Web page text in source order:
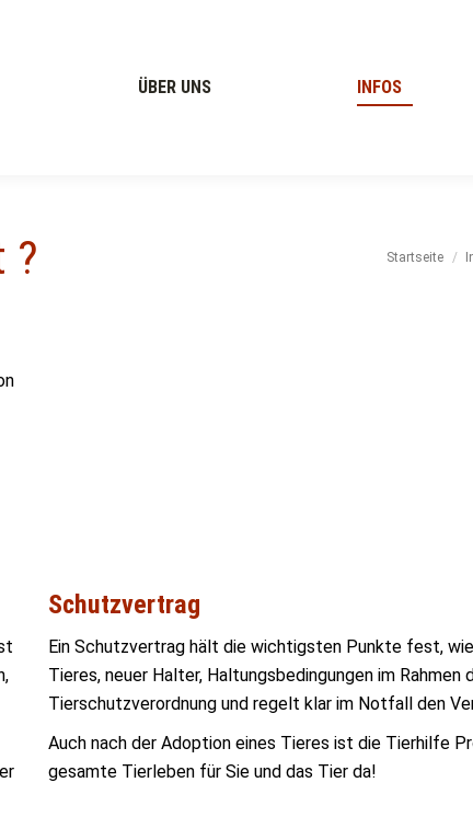
ÜBER UNS INFOS
? Startseite
Schutzvertrag
Ein Schutzvertrag hält die wichtigsten Punkte fest,
Tieres, neuer Halter, Haltungsbedingungen im Rahmen
Tierschutzverordnung und regelt klar im Notfall den
Auch nach der Adoption eines Tieres ist die Tierhilfe
gesamte Tierleben für Sie und das Tier da!